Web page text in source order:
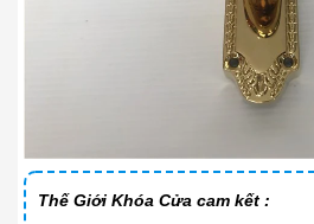
Thế Giới Khóa Cửa cam kết :